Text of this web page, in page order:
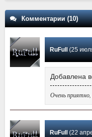
Комментарии (10)
RuFull(25 июля
Добавлена
Очень
RuFull(22